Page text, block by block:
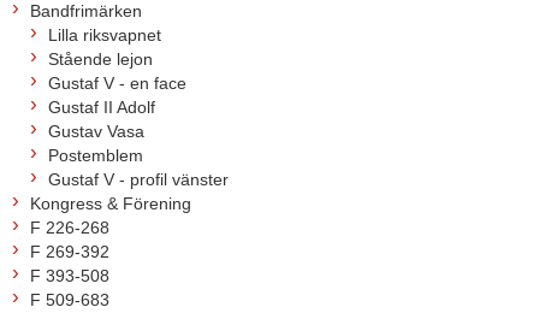
Bandfrimärken
Lilla riksvapnet
Stående lejon
Gustaf V - en face
Gustaf II Adolf
Gustav Vasa
Postemblem
Gustaf V - profil vänster
Kongress & Förening
F 226-268
F 269-392
F 393-508
F 509-683